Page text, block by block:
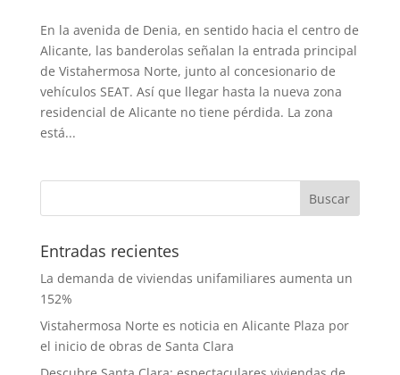
En la avenida de Denia, en sentido hacia el centro de
Alicante, las banderolas señalan la entrada principal
de Vistahermosa Norte, junto al concesionario de
vehículos SEAT. Así que llegar hasta la nueva zona
residencial de Alicante no tiene pérdida. La zona
está...
Entradas recientes
La demanda de viviendas unifamiliares aumenta un
152%
Vistahermosa Norte es noticia en Alicante Plaza por
el inicio de obras de Santa Clara